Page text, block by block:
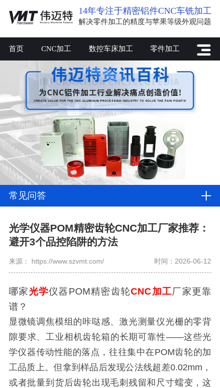
14年专注于精密铝件CNC车铣加工
解决零件加工的精度与苹果等级外观问题
首页 CNC加工 数控车床加工 零件加工
常见问答
光学仪器POM精密齿轮CNC加工厂家推荐：
避开3个品控陷阱的方法
来源： https://www.szvmt.com/ 时间：2026-06-12
哪家光学仪器POM精密齿轮CNC加工厂家更靠
谱？
显微镜调焦模组的咔哒感、激光测量仪光栅的零背
隙要求、工业相机齿轮箱的长期可靠性——这些光
学仪器传动性能的落点，往往集中在POM齿轮的加
工品质上。但拿到样品后发现公法线超差0.02mm，
或者批量到货后齿轮出现毛刺残留和尺寸蠕变，这